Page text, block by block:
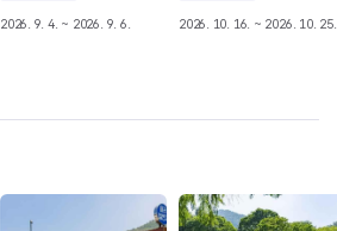
2026. 9. 4. ~ 2026. 9. 6. 2026. 10. 16. ~ 2026. 10. 25.